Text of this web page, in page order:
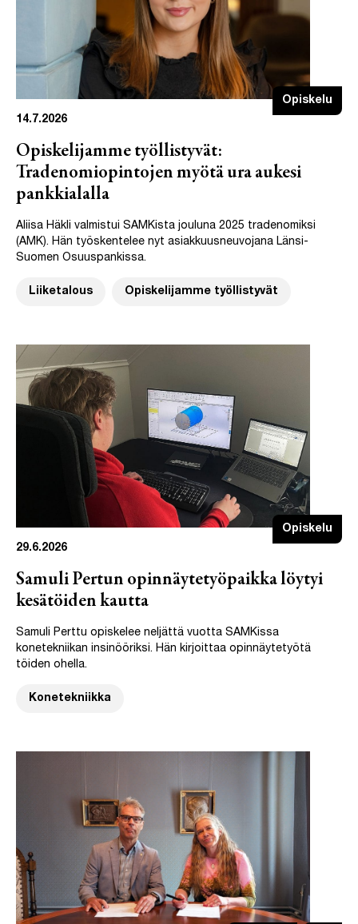
Opiskelu
14.7.2026
Opiskelijamme työllistyvät:
Tradenomiopintojen myötä ura aukesi
pankkialalla
Aliisa Häkli valmistui SAMKista jouluna 2025 tradenomiksi
(AMK). Hän työskentelee nyt asiakkuusneuvojana Länsi-
Suomen Osuuspankissa.
Liiketalous Opiskelijamme työllistyvät
Opiskelu
29.6.2026
Samuli Pertun opinnäytetyöpaikka löytyi
kesätöiden kautta
Samuli Perttu opiskelee neljättä vuotta SAMKissa
konetekniikan insinööriksi. Hän kirjoittaa opinnäytetyötä
töiden ohella.
Konetekniikka